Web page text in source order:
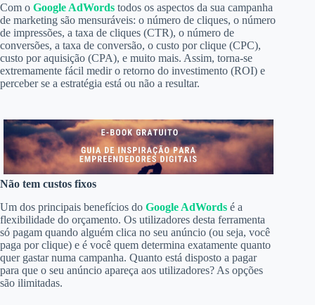
Com o Google AdWords todos os aspectos da sua campanha
de marketing são mensuráveis: o número de cliques, o número
de impressões, a taxa de cliques (CTR), o número de
conversões, a taxa de conversão, o custo por clique (CPC),
custo por aquisição (CPA), e muito mais. Assim, torna-se
extremamente fácil medir o retorno do investimento (ROI) e
perceber se a estratégia está ou não a resultar.
Não tem custos fixos
Um dos principais benefícios do Google AdWords é a
flexibilidade do orçamento. Os utilizadores desta ferramenta
só pagam quando alguém clica no seu anúncio (ou seja, você
paga por clique) e é você quem determina exatamente quanto
quer gastar numa campanha. Quanto está disposto a pagar
para que o seu anúncio apareça aos utilizadores? As opções
são ilimitadas.